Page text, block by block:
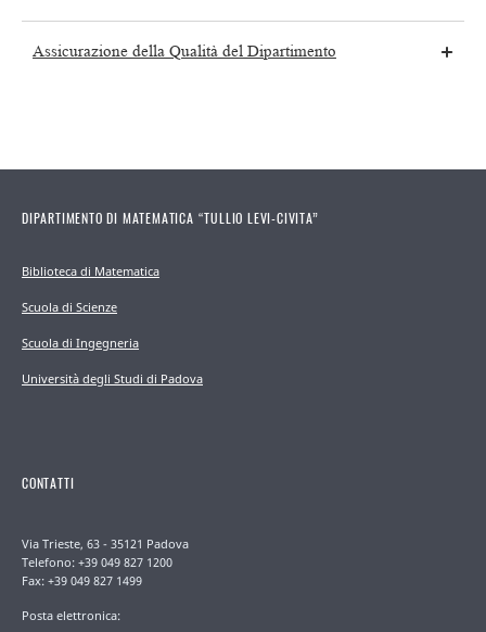
Assicurazione della Qualità del Dipartimento
DIPARTIMENTO DI MATEMATICA “TULLIO LEVI-CIVITA”
Biblioteca di Matematica
Scuola di Scienze
Scuola di Ingegneria
Università degli Studi di Padova
CONTATTI
Via Trieste, 63 - 35121 Padova
Telefono: +39 049 827 1200
Fax: +39 049 827 1499
Posta elettronica: